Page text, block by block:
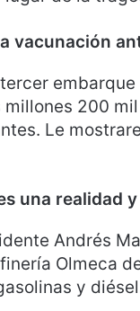
vacunación
200
Le
una realidad
Andrés
Olmeca
y